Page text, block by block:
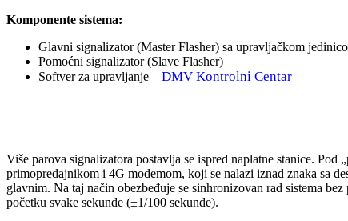
Komponente sistema:
Glavni signalizator (Master Flasher) sa upravljačkom
Pomoćni signalizator (Slave Flasher)
Softver za upravljanje – DMV Kontrolni Centar
Više parova signalizatora postavlja se ispred naplatne stanice.
primopredajnikom i 4G modemom, koji se nalazi iznad znaka sa
glavnim. Na taj način obezbeđuje se sinhronizovan rad sistema
početku svake sekunde (±1/100 sekunde).